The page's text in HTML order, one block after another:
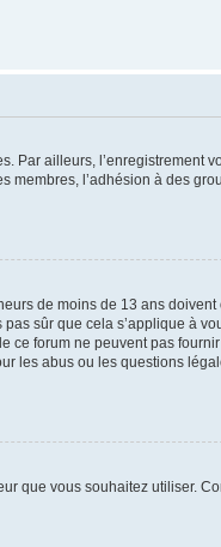
Par ailleurs, l’enregistrement
membres, l’adhésion à des
de moins de 13 ans doivent
sûr que cela s’applique à
ce forum ne peuvent pas
les abus ou les questions
que vous souhaitez utiliser.